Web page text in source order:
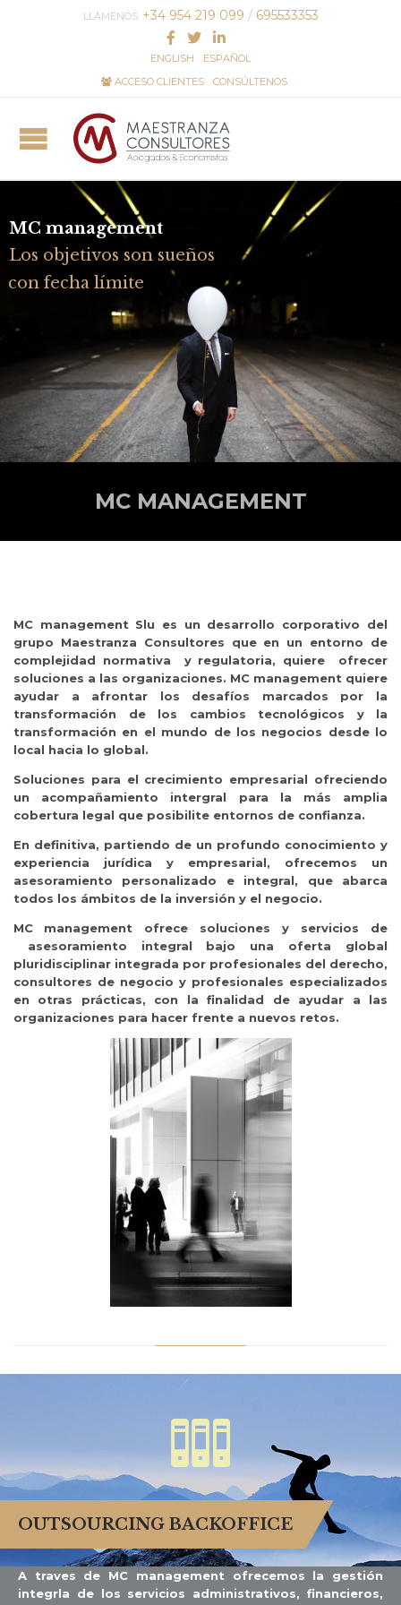
LLÁMENOS: +34 954 219 099 / 695533353
ENGLISH
ESPAÑOL
ACCESO CLIENTES
CONSÚLTENOS
MC management
Los objetivos son sueños
con fecha límite
MC MANAGEMENT
MC management Slu es un desarrollo corporativo del
grupo Maestranza Consultores que en un entorno de
complejidad normativa y regulatoria, quiere ofrecer
soluciones a las organizaciones. MC management quiere
ayudar a afrontar los desafíos marcados por la
transformación de los cambios tecnológicos y la
transformación en el mundo de los negocios desde lo
local hacia lo global.
Soluciones para el crecimiento empresarial ofreciendo
un acompañamiento intergral para la más amplia
cobertura legal que posibilite entornos de confianza.
En definitiva, partiendo de un profundo conocimiento y
experiencia jurídica y empresarial, ofrecemos un
asesoramiento personalizado e integral, que abarca
todos los ámbitos de la inversión y el negocio.
MC management ofrece soluciones y servicios de
asesoramiento integral bajo una oferta global
pluridisciplinar integrada por profesionales del derecho,
consultores de negocio y profesionales especializados
en otras prácticas, con la finalidad de ayudar a las
organizaciones para hacer frente a nuevos retos.

OUTSOURCING BACKOFFICE
A traves de MC management ofrecemos la gestión
integrla de los servicios administrativos, financieros,